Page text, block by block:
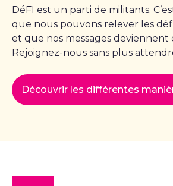
DéFI est un parti de militants.
que nous pouvons relever les
et que nos messages deviennent
Rejoignez-nous sans plus
Découvrir les différentes